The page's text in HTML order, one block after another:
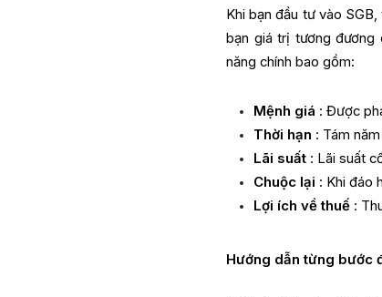
Khi bạn đầu tư vào
bạn giá trị tương đương
năng chính bao gồm:
Mệnh giá : Được
Thời hạn : Tám
Lãi suất : Lãi suất
Chuộc lại : Khi đáo
Lợi ích về thuế :
Hướng dẫn từng bước